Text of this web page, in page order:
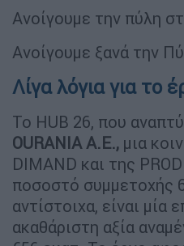
Ανοίγουμε την πύλη
Ανοίγουμε ξανά την
Λίγα λόγια για το
Το HUB 26, που
OURANIA A.E., μια
DIMAND και της
ποσοστό συμμετοχής
αντίστοιχα, είναι μία
ακαθάριστη αξία